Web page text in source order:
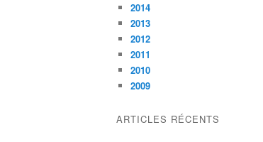
2014
2013
2012
2011
2010
2009
ARTICLES RÉCENTS